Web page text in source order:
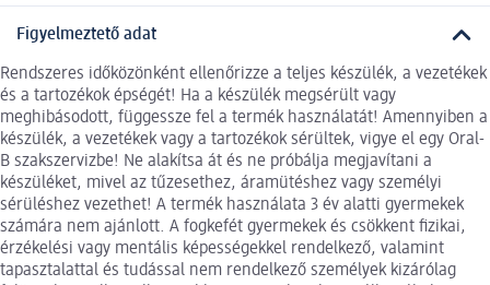
Figyelmeztető adat
Rendszeres időközönként ellenőrizze a teljes készülék, a vezetékek
és a tartozékok épségét! Ha a készülék megsérült vagy
meghibásodott, függessze fel a termék használatát! Amennyiben a
készülék, a vezetékek vagy a tartozékok sérültek, vigye el egy Oral-
B szakszervizbe! Ne alakítsa át és ne próbálja megjavítani a
készüléket, mivel az tűzesethez, áramütéshez vagy személyi
sérüléshez vezethet! A termék használata 3 év alatti gyermekek
számára nem ajánlott. A fogkefét gyermekek és csökkent fizikai,
érzékelési vagy mentális képességekkel rendelkező, valamint
tapasztalattal és tudással nem rendelkező személyek kizárólag